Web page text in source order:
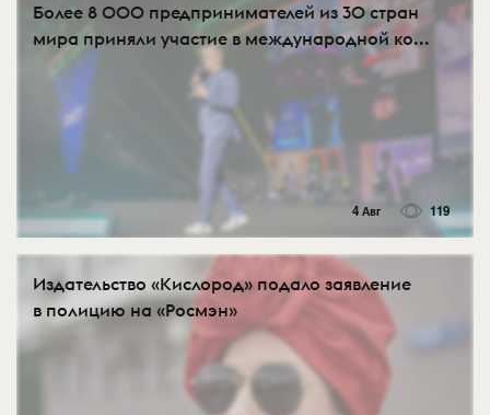
Более 8 000 предпринимателей из 30 стран
мира приняли участие в международной ко...
4 Авг 119
Издательство «Кислород» подало заявление
в полицию на «Росмэн»